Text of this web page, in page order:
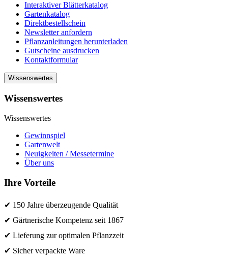
Interaktiver Blätterkatalog
Gartenkatalog
Direktbestellschein
Newsletter anfordern
Pflanzanleitungen herunterladen
Gutscheine ausdrucken
Kontaktformular
Wissenswertes
Wissenswertes
Wissenswertes
Gewinnspiel
Gartenwelt
Neuigkeiten / Messetermine
Über uns
Ihre Vorteile
✔ 150 Jahre überzeugende Qualität
✔ Gärtnerische Kompetenz seit 1867
✔ Lieferung zur optimalen Pflanzzeit
✔ Sicher verpackte Ware